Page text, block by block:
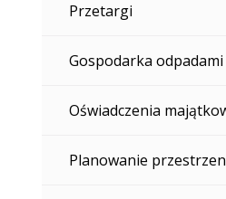
Przetargi
Gospodarka odpadami
Oświadczenia
Planowanie